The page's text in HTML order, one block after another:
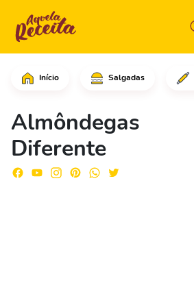
Início Salgadas
Almôndegas
Diferente
Comece adicionando